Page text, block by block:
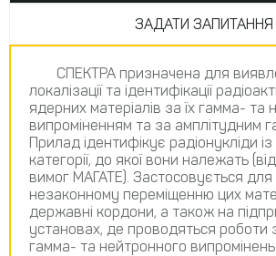
ЗАДАТИ ЗАПИТАННЯ
СПЕКТРА призначена для
локалізації та ідентифікації
ядерних матеріалів за їх гамма- та
випроміненням та за амплітудним
Прилад ідентифікує радіонукліди
категорії, до якої вони належать
вимог МАГАТЕ). Застосовується для
незаконному переміщенню цих
державні кордони, а також на
установах, де проводяться
гамма- та нейтронного випромінень.